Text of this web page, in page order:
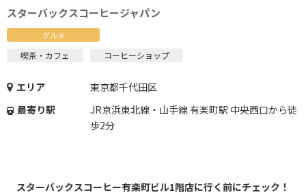
スターバックスコーヒージャパン
グルメ
喫茶・カフェ コーヒーショップ
エリア
東京都千代田区
最寄り駅
JR京浜東北線・山手線 有楽町駅 中央西口から徒
歩2分
スターバックスコーヒー有楽町ビル1階店に行く前にチェック！